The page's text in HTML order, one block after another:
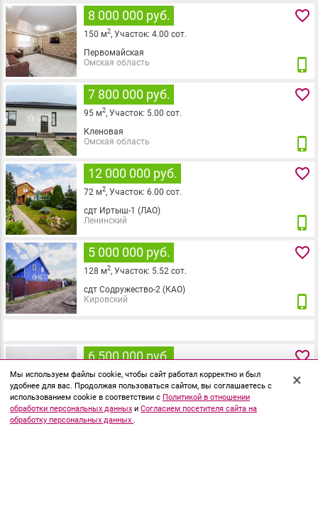
Мы используем файлы cookie, чтобы сайт работал корректно и был
удобнее для вас. Продолжая пользоваться сайтом, вы соглашаетесь с
использованием cookie в соответствии с Политикой в отношении
обработки персональных данных и Согласием посетителя сайта на
обработку персональных данных .
×
8 000 000 руб.
150 м2, Участок: 4.00 сот.
Первомайская
Омская область
favorite_border
phone_iphone
7 800 000 руб.
95 м2, Участок: 5.00 сот.
Кленовая
Омская область
favorite_border
phone_iphone
12 000 000 руб.
72 м2, Участок: 6.00 сот.
сдт Иртыш-1 (ЛАО)
Ленинский
favorite_border
phone_iphone
5 000 000 руб.
128 м2, Участок: 5.52 сот.
сдт Содружество-2 (КАО)
Кировский
favorite_border
phone_iphone
6 500 000 руб.
128м2,Участок:7.00сот.
Троицкое
Омская область
favorite_border